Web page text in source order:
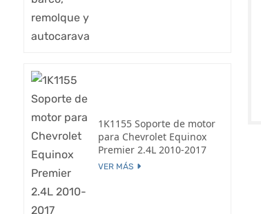
1K1155 Soporte de motor
para Chevrolet Equinox
Premier 2.4L 2010-2017
VER MÁS